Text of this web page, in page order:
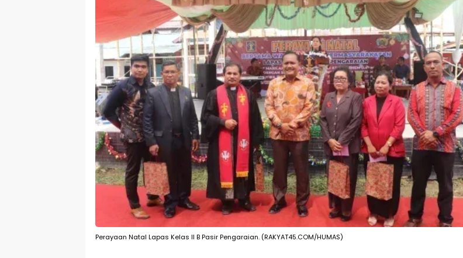
Perayaan Natal Lapas Kelas II B Pasir Pengaraian. (RAKYAT45.COM/HUMAS)